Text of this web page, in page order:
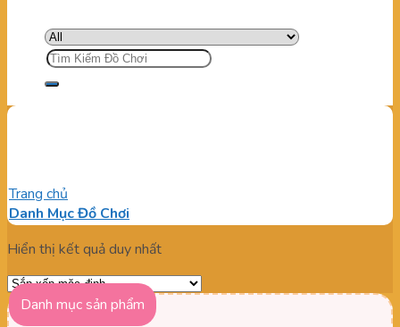
Tìm
kiếm:
Trang chủ
Danh Mục Đồ Chơi
Hiển thị kết quả duy nhất
Danh mục sản phẩm